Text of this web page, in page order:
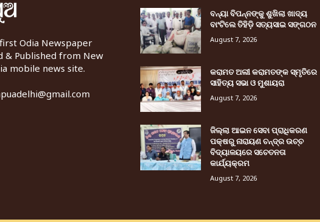
Odia Newspaper
& Published from New
mobile news site.
ବନ୍ୟା ବିପନ୍ନଙ୍କୁ ଶୁଖିଲା ଖାଦ୍ୟ
ବାଂଟିଲେ ତିହିଡି଼ ସତ୍ୟସାଇ ସଙ୍ଗଠନ
August 7, 2026
କରାମତ ଅଲୀ କରାମତଙ୍କ ସ୍ମୃତିରେ
ସାହିତ୍ୟ ସଭା ଓ ମୁଶାୟରା
August 7, 2026
ଜିଲ୍ଲା ଆଇନ ସେବା ପ୍ରାଧିକରଣ
ପକ୍ଷରୁ ନାରାୟଣ ଚନ୍ଦ୍ର ଉଚ୍ଚ
ବିଦ୍ୟାଳୟରେ ସଚେତନତା
କାର୍ଯ୍ୟକ୍ରମ
August 7, 2026